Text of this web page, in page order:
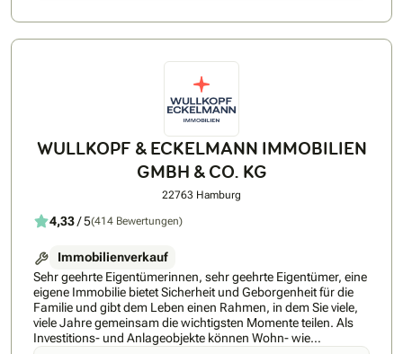
WULLKOPF & ECKELMANN IMMOBILIEN
GMBH & CO. KG
22763 Hamburg
4,33/ 5(414 Bewertungen)
Immobilienverkauf
Sehr geehrte Eigentümerinnen, sehr geehrte Eigentümer, eine
eigene Immobilie bietet Sicherheit und Geborgenheit für die
Familie und gibt dem Leben einen Rahmen, in dem Sie viele,
viele Jahre gemeinsam die wichtigsten Momente teilen. Als
Investitions- und Anlageobjekte können Wohn- wie